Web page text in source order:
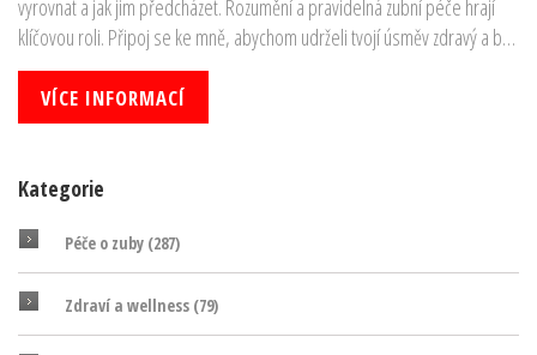
vyrovnat a jak jim předcházet. Rozumění a pravidelná zubní péče hrají
klíčovou roli. Připoj se ke mně, abychom udrželi tvojí úsměv zdravý a bez
prasklin.
VÍCE INFORMACÍ
Kategorie
Péče o zuby (287)
Zdraví a wellness (79)